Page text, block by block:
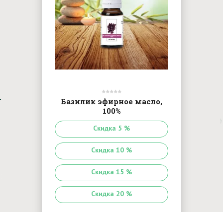
Скидка 5 %
Скидка 10 %
Скидка 15 %
Скидка 20 %
Базилик эфирное масло,
100%